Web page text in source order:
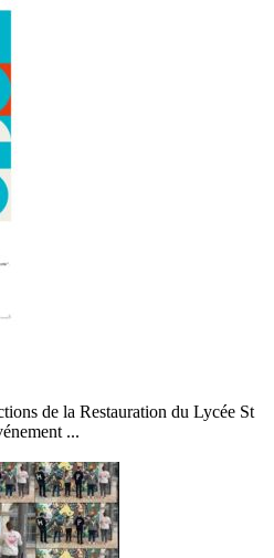
de la Restauration du Lycée St
...